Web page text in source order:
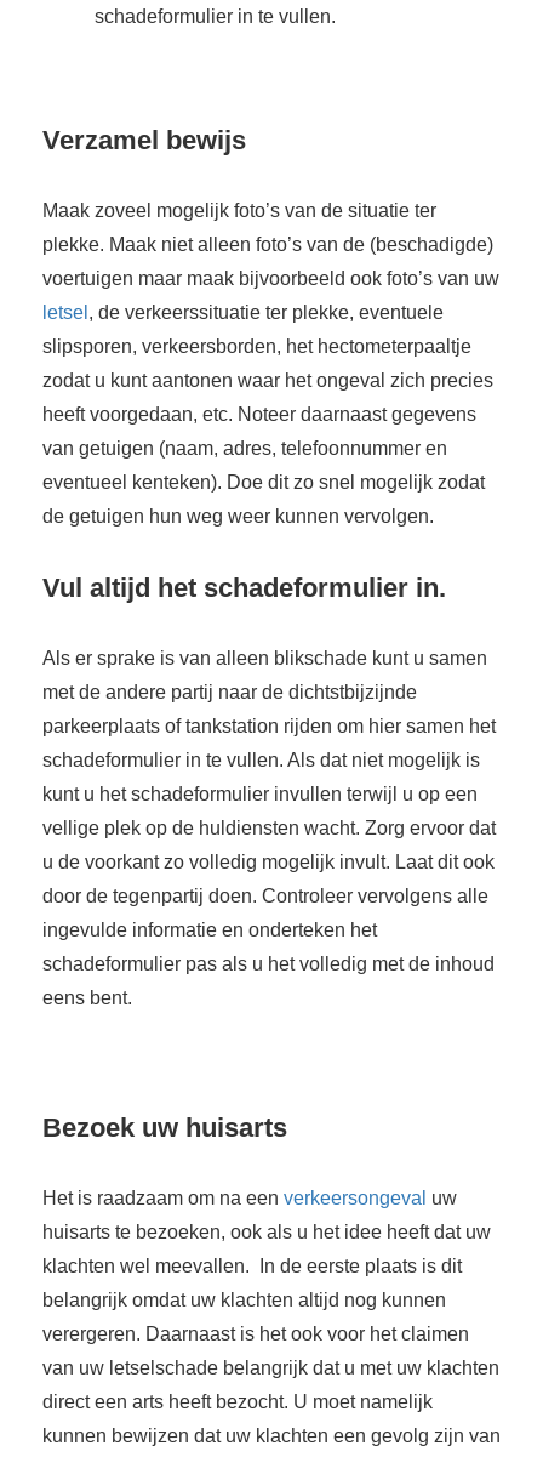
schadeformulier in te vullen.
Verzamel bewijs
Maak zoveel mogelijk foto’s van de situatie ter
plekke. Maak niet alleen foto’s van de (beschadigde)
voertuigen maar maak bijvoorbeeld ook foto’s van uw
letsel , de verkeerssituatie ter plekke, eventuele
slipsporen, verkeersborden, het hectometerpaaltje
zodat u kunt aantonen waar het ongeval zich precies
heeft voorgedaan, etc. Noteer daarnaast gegevens
van getuigen (naam, adres, telefoonnummer en
eventueel kenteken). Doe dit zo snel mogelijk zodat
de getuigen hun weg weer kunnen vervolgen.
Vul altijd het schadeformulier in.
Als er sprake is van alleen blikschade kunt u samen
met de andere partij naar de dichtstbijzijnde
parkeerplaats of tankstation rijden om hier samen het
schadeformulier in te vullen. Als dat niet mogelijk is
kunt u het schadeformulier invullen terwijl u op een
vellige plek op de huldiensten wacht. Zorg ervoor dat
u de voorkant zo volledig mogelijk invult. Laat dit ook
door de tegenpartij doen. Controleer vervolgens alle
ingevulde informatie en onderteken het
schadeformulier pas als u het volledig met de inhoud
eens bent.
Bezoek uw huisarts
Het is raadzaam om na een verkeersongeval uw
huisarts te bezoeken, ook als u het idee heeft dat uw
klachten wel meevallen. In de eerste plaats is dit
belangrijk omdat uw klachten altijd nog kunnen
verergeren. Daarnaast is het ook voor het claimen
van uw letselschade belangrijk dat u met uw klachten
direct een arts heeft bezocht. U moet namelijk
kunnen bewijzen dat uw klachten een gevolg zijn van